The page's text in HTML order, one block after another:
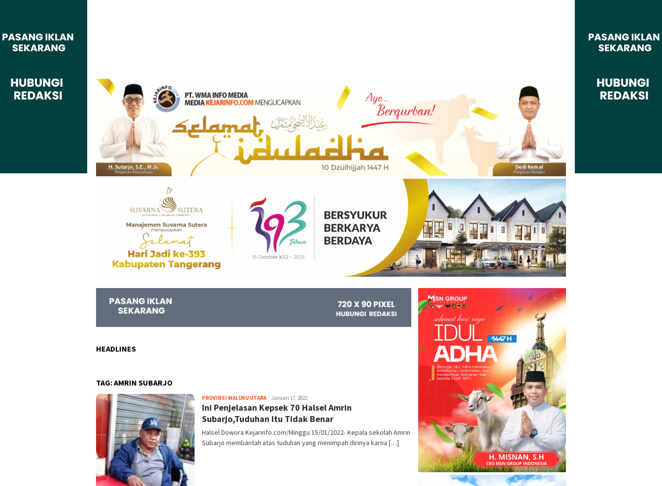
HEADLINES
TAG:AMRIN SUBARJO
PROVINSI MALUKU UTARA Kejar
Info
Januari 17, 2022
Ini Penjelasan Kepsek 70 Halsel Amrin
Subarjo,Tuduhan Itu Tidak Benar
Halsel Dowora Kejarinfo.com/Minggu 15/01/2022- Kepala sekolah Amrin
Subarjo membantah atas tuduhan yang menimpah dirinya karna […]